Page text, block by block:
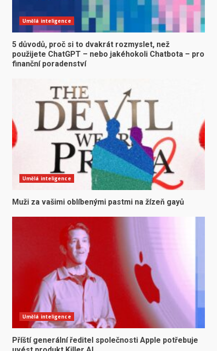
Umělá inteligence
5 důvodů, proč si to dvakrát rozmyslet, než
použijete ChatGPT – nebo jakéhokoli Chatbota – pro
finanční poradenství
Umělá inteligence
Muži za vašimi oblíbenými pastmi na žízeň gayů
Umělá inteligence
Příští generální ředitel společnosti Apple potřebuje